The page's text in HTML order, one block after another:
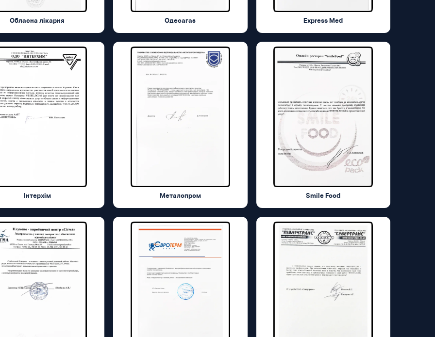
Обласна лікарня Одесагаз Express Med
Інтерхім Металопром Smile Food